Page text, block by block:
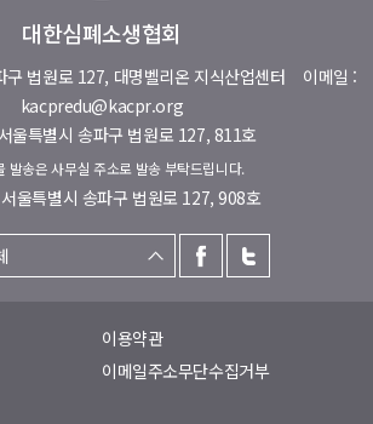
대한심폐소생협회
구 법원로 127, 대명벨리온 지식산업센터 이메일 :
kacpredu@kacpr.org
서울특별시 송파구 법원로 127, 811호
발송은 사무실 주소로 발송 부탁드립니다.
서울특별시 송파구 법원로 127, 908호
이용약관
이메일주소무단수집거부